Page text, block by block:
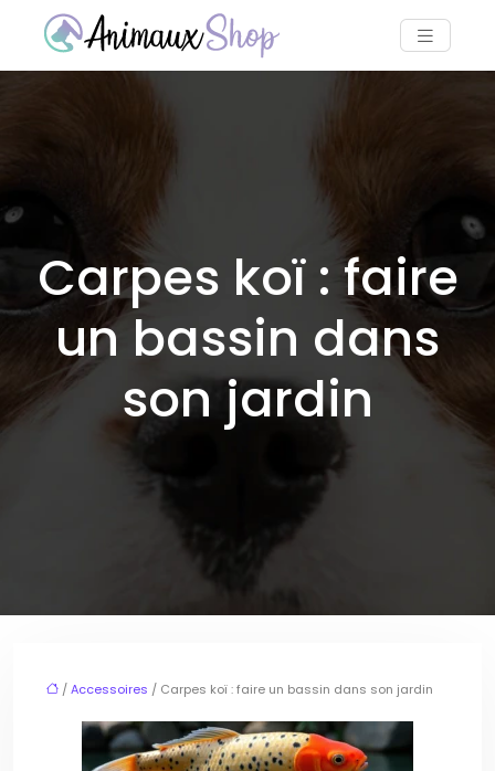
Carpes koï : faire
un bassin dans
son jardin
/Accessoires / Carpes koï : faire un bassin dans son jardin